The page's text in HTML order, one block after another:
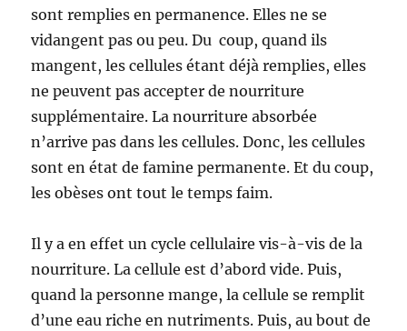
sont remplies en permanence. Elles ne se
vidangent pas ou peu. Du coup, quand ils
mangent, les cellules étant déjà remplies, elles
ne peuvent pas accepter de nourriture
supplémentaire. La nourriture absorbée
n’arrive pas dans les cellules. Donc, les cellules
sont en état de famine permanente. Et du coup,
les obèses ont tout le temps faim.
Il y a en effet un cycle cellulaire vis-à-vis de la
nourriture. La cellule est d’abord vide. Puis,
quand la personne mange, la cellule se remplit
d’une eau riche en nutriments. Puis, au bout de